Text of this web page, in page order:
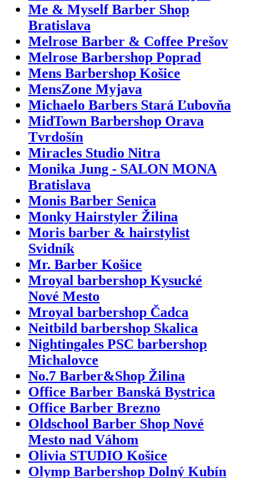
Me & Myself Barber Shop
Bratislava
Melrose Barber & Coffee Prešov
Melrose Barbershop Poprad
Mens Barbershop Košice
MensZone Myjava
Michaelo Barbers Stará Ľubovňa
MidTown Barbershop Orava
Tvrdošín
Miracles Studio Nitra
Monika Jung - SALON MONA
Bratislava
Monis Barber Senica
Monky Hairstyler Žilina
Moris barber & hairstylist
Svidník
Mr. Barber Košice
Mroyal barbershop Kysucké
Nové Mesto
Mroyal barbershop Čadca
Neitbild barbershop Skalica
Nightingales PSC barbershop
Michalovce
No.7 Barber&Shop Žilina
Office Barber Banská Bystrica
Office Barber Brezno
Oldschool Barber Shop Nové
Mesto nad Váhom
Olivia STUDIO Košice
Olymp Barbershop Dolný Kubín